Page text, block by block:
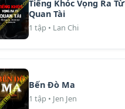
Tiếng Khóc Vọng Ra Từ
Quan Tài
1 tập • Lan Chi
Bến Đò Ma
1 tập • Jen Jen